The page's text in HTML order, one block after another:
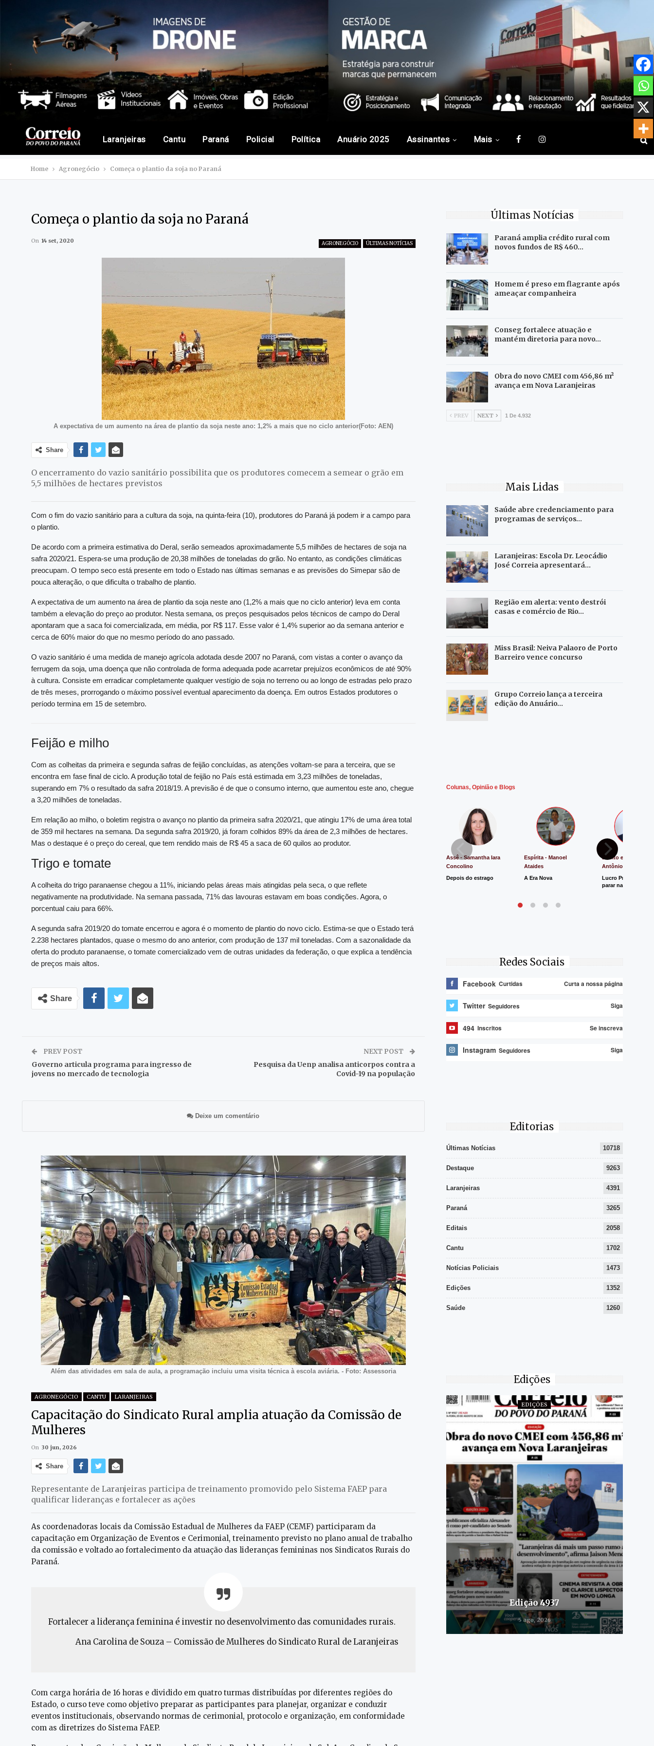
Laranjeiras Cantu Paraná Policial Política Anuário 2025 Assinantes Mais
Home Agronegócio Começa o plantio da soja no Paraná
Começa o plantio da soja no Paraná
AGRONEGÓCIO ÚLTIMAS NOTÍCIAS
On 14 set, 2020
A expectativa de um aumento na área de plantio da soja neste ano: 1,2% a mais que no ciclo anterior(Foto: AEN)
Share
O encerramento do vazio sanitário possibilita que os produtores comecem a semear o grão em
5,5 milhões de hectares previstos
Com o fim do vazio sanitário para a cultura da soja, na quinta-feira (10), produtores do Paraná já podem ir a campo para
o plantio.
De acordo com a primeira estimativa do Deral, serão semeados aproximadamente 5,5 milhões de hectares de soja na
safra 2020/21. Espera-se uma produção de 20,38 milhões de toneladas do grão. No entanto, as condições climáticas
preocupam. O tempo seco está presente em todo o Estado nas últimas semanas e as previsões do Simepar são de
pouca alteração, o que dificulta o trabalho de plantio.
A expectativa de um aumento na área de plantio da soja neste ano (1,2% a mais que no ciclo anterior) leva em conta
também a elevação do preço ao produtor. Nesta semana, os preços pesquisados pelos técnicos de campo do Deral
apontaram que a saca foi comercializada, em média, por R$ 117. Esse valor é 1,4% superior ao da semana anterior e
cerca de 60% maior do que no mesmo período do ano passado.
O vazio sanitário é uma medida de manejo agrícola adotada desde 2007 no Paraná, com vistas a conter o avanço da
ferrugem da soja, uma doença que não controlada de forma adequada pode acarretar prejuízos econômicos de até 90%
à cultura. Consiste em erradicar completamente qualquer vestígio de soja no terreno ou ao longo de estradas pelo prazo
de três meses, prorrogando o máximo possível eventual aparecimento da doença. Em outros Estados produtores o
período termina em 15 de setembro.
Feijão e milho
Com as colheitas da primeira e segunda safras de feijão concluídas, as atenções voltam-se para a terceira, que se
encontra em fase final de ciclo. A produção total de feijão no País está estimada em 3,23 milhões de toneladas,
superando em 7% o resultado da safra 2018/19. A previsão é de que o consumo interno, que aumentou este ano, chegue
a 3,20 milhões de toneladas.
Em relação ao milho, o boletim registra o avanço no plantio da primeira safra 2020/21, que atingiu 17% de uma área total
de 359 mil hectares na semana. Da segunda safra 2019/20, já foram colhidos 89% da área de 2,3 milhões de hectares.
Mas o destaque é o preço do cereal, que tem rendido mais de R$ 45 a saca de 60 quilos ao produtor.
Trigo e tomate
A colheita do trigo paranaense chegou a 11%, iniciando pelas áreas mais atingidas pela seca, o que reflete
negativamente na produtividade. Na semana passada, 71% das lavouras estavam em boas condições. Agora, o
porcentual caiu para 66%.
A segunda safra 2019/20 do tomate encerrou e agora é o momento de plantio do novo ciclo. Estima-se que o Estado terá
2.238 hectares plantados, quase o mesmo do ano anterior, com produção de 137 mil toneladas. Com a sazonalidade da
oferta do produto paranaense, o tomate comercializado vem de outras unidades da federação, o que explica a tendência
de preços mais altos.
Share
PREV POST
Governo articula programa para ingresso de
jovens no mercado de tecnologia
NEXT POST
Pesquisa da Uenp analisa anticorpos contra a
Covid-19 na população
Deixe um comentário
Além das atividades em sala de aula, a programação incluiu uma visita técnica à escola aviária. - Foto: Assessoria
AGRONEGÓCIO CANTU LARANJEIRAS
Capacitação do Sindicato Rural amplia atuação da Comissão de
Mulheres
On 30 jun, 2026
Share
Representante de Laranjeiras participa de treinamento promovido pelo Sistema FAEP para
qualificar lideranças e fortalecer as ações
As coordenadoras locais da Comissão Estadual de Mulheres da FAEP (CEMF) participaram da
capacitação em Organização de Eventos e Cerimonial, treinamento previsto no plano anual de trabalho
da comissão e voltado ao fortalecimento da atuação das lideranças femininas nos Sindicatos Rurais do
Paraná.
Fortalecer a liderança feminina é investir no desenvolvimento das comunidades rurais.
Ana Carolina de Souza – Comissão de Mulheres do Sindicato Rural de Laranjeiras
Com carga horária de 16 horas e dividido em quatro turmas distribuídas por diferentes regiões do
Estado, o curso teve como objetivo preparar as participantes para planejar, organizar e conduzir
eventos institucionais, observando normas de cerimonial, protocolo e organização, em conformidade
com as diretrizes do Sistema FAEP.
Últimas Notícias
Paraná amplia crédito rural com
novos fundos de R$ 460…
Homem é preso em flagrante após
ameaçar companheira
Conseg fortalece atuação e
mantém diretoria para novo…
Obra do novo CMEI com 456,86 m²
avança em Nova Laranjeiras
PREV NEXT 1 De 4.932
Mais Lidas
Saúde abre credenciamento para
programas de serviços…
Laranjeiras: Escola Dr. Leocádio
José Correia apresentará…
Região em alerta: vento destrói
casas e comércio de Rio…
Miss Brasil: Neiva Palaoro de Porto
Barreiro vence concurso
Grupo Correio lança a terceira
edição do Anuário…
Colunas, Opinião e Blogs
Assê - Samantha Iara
Concolino
Depois do estrago
Espírita - Manoel
Ataides
A Era Nova
Direito e Justiça -
Antônio de Souza
Lucro Presumido
parar na Justiça
Redes Sociais
Facebook Curtidas Curta a nossa página
Twitter Seguidores Siga
494 Inscritos Se inscreva
Instagram Seguidores Siga
Editorias
Últimas Notícias 10718
Destaque 9263
Laranjeiras 4391
Paraná 3265
Editais 2058
Cantu 1702
Notícias Policiais 1473
Edições 1352
Saúde 1260
Edições
EDIÇÕES
Edição 4937
5 ago, 2026